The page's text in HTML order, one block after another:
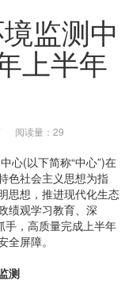
监测中
上半年
阅读量：29
(以下简称“中心”)在
色社会主义思想为指
思想，推进现代化生态
绩观学习教育、深
手，高质量完成上半年
屏障。
测